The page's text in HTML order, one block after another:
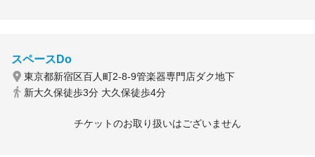
スペースDo
東京都新宿区百人町2-8-9管楽器専門店ダク地下
新大久保徒歩3分 大久保徒歩4分
チケットのお取り扱いはございません